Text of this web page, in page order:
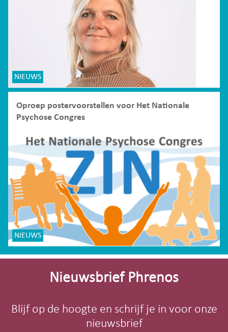
NIEUWS
Oproep postervoorstellen voor Het Nationale
Psychose Congres
NIEUWS
Site-
Nieuwsbrief Phrenos
Blijf op de hoogte en schrijf je in voor onze
nieuwsbrief